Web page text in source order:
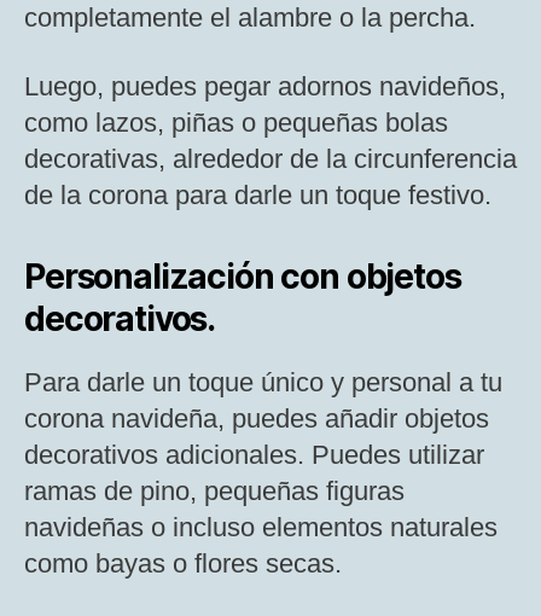
completamente el alambre o la percha.
Luego, puedes pegar adornos navideños,
como lazos, piñas o pequeñas bolas
decorativas, alrededor de la circunferencia
de la corona para darle un toque festivo.
Personalización con objetos
decorativos.
Para darle un toque único y personal a tu
corona navideña, puedes añadir objetos
decorativos adicionales. Puedes utilizar
ramas de pino, pequeñas figuras
navideñas o incluso elementos naturales
como bayas o flores secas.